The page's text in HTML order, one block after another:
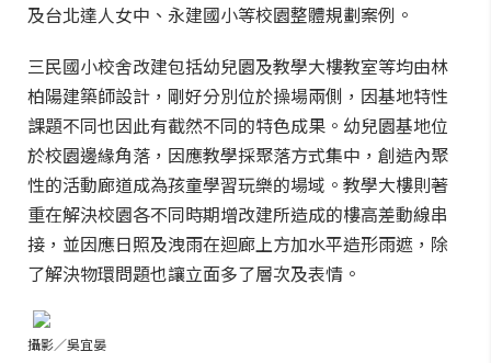
及台北達人女中、永建國小等校園整體規劃案例。
三民國小校舍改建包括幼兒園及教學大樓教室等均由林
柏陽建築師設計，剛好分別位於操場兩側，因基地特性
課題不同也因此有截然不同的特色成果。幼兒園基地位
於校園邊緣角落，因應教學採聚落方式集中，創造內聚
性的活動廊道成為孩童學習玩樂的場域。教學大樓則著
重在解決校園各不同時期增改建所造成的樓高差動線串
接，並因應日照及洩雨在迴廊上方加水平造形雨遮，除
了解決物環問題也讓立面多了層次及表情。
攝影／吳宜晏